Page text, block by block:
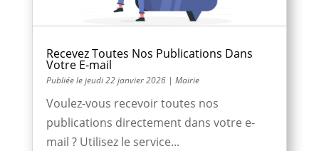
Recevez Toutes Nos Publications Dans
Votre E-mail
jeudi 22 janvier 2026| Mairie
Voulez-vous recevoir toutes nos
publications directement dans votre e-
mail ? Utilisez le service...